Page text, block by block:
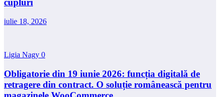
cupluri
iulie 18, 2026
Ligia Nagy 0
Obligatorie din 19 iunie 2026: funcția digitală de
retragere din contract. O soluție românească pentru